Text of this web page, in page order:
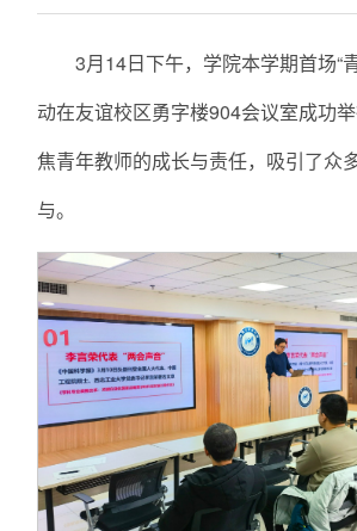
3月14日下午，学院本学期首场“
动在友谊校区勇字楼904会议室成功
焦青年教师的成长与责任，吸引了众
与。